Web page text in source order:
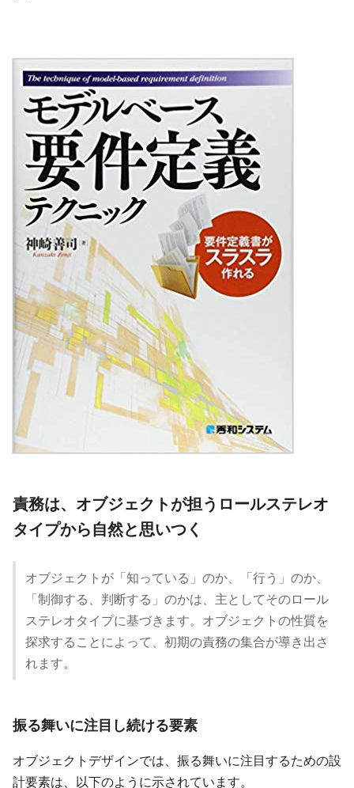
責務は、オブジェクトが担うロールステレオ
タイプから自然と思いつく
オブジェクトが「知っている」のか、「行う」のか、
「制御する、判断する」のかは、主としてそのロール
ステレオタイプに基づきます。オブジェクトの性質を
探求することによって、初期の責務の集合が導き出さ
れます。
振る舞いに注目し続ける要素
オブジェクトデザインでは、振る舞いに注目するための設
計要素は、以下のように示されています。